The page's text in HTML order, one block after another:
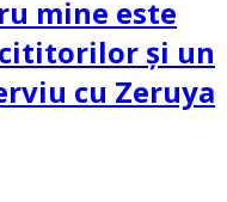
mine este
și un
cu Zeruya